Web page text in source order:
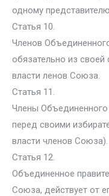
одному
Статья 10.
Членов
обязательно из
власти ленов Союза.
Статья 11.
Члены Объединенного
перед своими
власти членов Союза).
Статья 12.
Объединенное
Союза, действует от